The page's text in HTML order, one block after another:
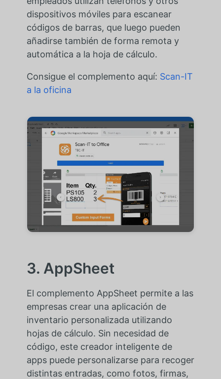
dispositivos móviles para escanear
códigos de barras, que luego pueden
añadirse también de forma remota y
automática a la hoja de cálculo.
Consigue el complemento aquí: Scan-IT
a la oficina
3. AppSheet
El complemento AppSheet permite a las
empresas crear una aplicación de
inventario personalizada utilizando
hojas de cálculo. Sin necesidad de
código, este creador inteligente de
apps puede personalizarse para recoger
distintas entradas, como fotos, firmas,